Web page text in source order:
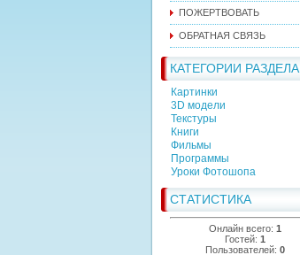
ПОЖЕРТВОВАТЬ
ОБРАТНАЯ СВЯЗЬ
КАТЕГОРИИ РАЗДЕЛА
Картинки
3D модели
Текстуры
Книги
Фильмы
Программы
Уроки Фотошопа
СТАТИСТИКА
Онлайн всего: 1
Гостей: 1
Пользователей: 0